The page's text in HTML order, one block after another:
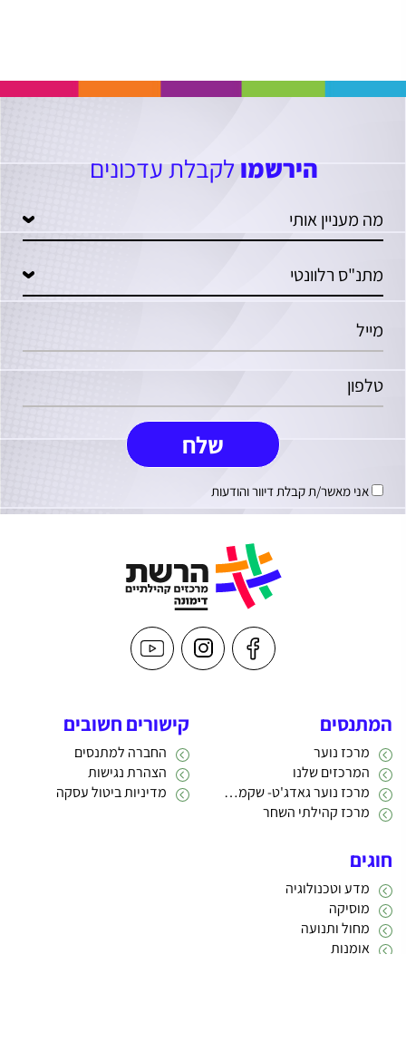
הירשמולקבלת עדכונים
אני מאשר/ת קבלת דיוור והודעות
המתנסים
מרכז נוער
המרכזים שלנו
מרכז נוער גאדג'ט- שקמה 22
מרכז קהילתי השחר
קישורים חשובים
החברה למתנסים
הצהרת נגישות
מדיניות ביטול עסקה
חוגים
מדע וטכנולוגיה
מוסיקה
מחול ותנועה
אומנות